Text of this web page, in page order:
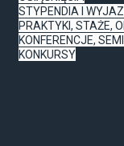
STYPENDIA I
PRAKTYKI, STAŻE,
KONFERENCJE,
KONKURSY